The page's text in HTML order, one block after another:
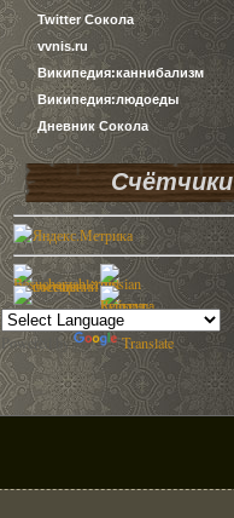
Twitter Сокола
vvnis.ru
Википедия:каннибализм
Википедия:людоеды
Дневник Сокола
Счётчики
Powered by Translate